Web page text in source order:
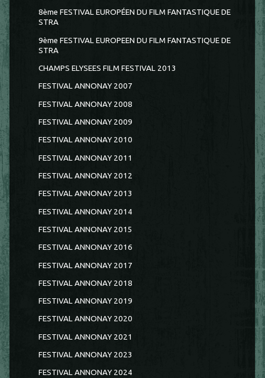
8ème FESTIVAL EUROPÉEN DU FILM FANTASTIQUE DE
STRA
9ème FESTIVAL EUROPEEN DU FILM FANTASTIQUE DE
STRA
CHAMPS ELYSEES FILM FESTIVAL 2013
FESTIVAL ANNONAY 2007
FESTIVAL ANNONAY 2008
FESTIVAL ANNONAY 2009
FESTIVAL ANNONAY 2010
FESTIVAL ANNONAY 2011
FESTIVAL ANNONAY 2012
FESTIVAL ANNONAY 2013
FESTIVAL ANNONAY 2014
FESTIVAL ANNONAY 2015
FESTIVAL ANNONAY 2016
FESTIVAL ANNONAY 2017
FESTIVAL ANNONAY 2018
FESTIVAL ANNONAY 2019
FESTIVAL ANNONAY 2020
FESTIVAL ANNONAY 2021
FESTIVAL ANNONAY 2023
FESTIVAL ANNONAY 2024